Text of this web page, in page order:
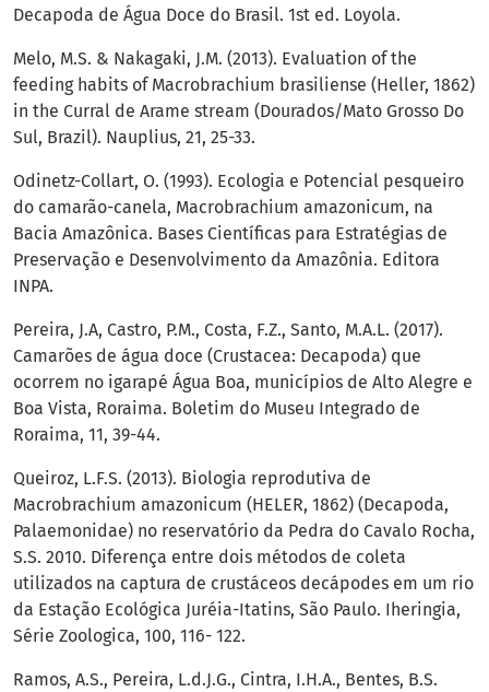
Decapoda de Água Doce do Brasil. 1st ed. Loyola.
Melo, M.S. & Nakagaki, J.M. (2013). Evaluation of the
feeding habits of Macrobrachium brasiliense (Heller, 1862)
in the Curral de Arame stream (Dourados/Mato Grosso Do
Sul, Brazil). Nauplius, 21, 25-33.
Odinetz-Collart, O. (1993). Ecologia e Potencial pesqueiro
do camarão-canela, Macrobrachium amazonicum, na
Bacia Amazônica. Bases Científicas para Estratégias de
Preservação e Desenvolvimento da Amazônia. Editora
INPA.
Pereira, J.A, Castro, P.M., Costa, F.Z., Santo, M.A.L. (2017).
Camarões de água doce (Crustacea: Decapoda) que
ocorrem no igarapé Água Boa, municípios de Alto Alegre e
Boa Vista, Roraima. Boletim do Museu Integrado de
Roraima, 11, 39-44.
Queiroz, L.F.S. (2013). Biologia reprodutiva de
Macrobrachium amazonicum (HELER, 1862) (Decapoda,
Palaemonidae) no reservatório da Pedra do Cavalo Rocha,
S.S. 2010. Diferença entre dois métodos de coleta
utilizados na captura de crustáceos decápodes em um rio
da Estação Ecológica Juréia-Itatins, São Paulo. Iheringia,
Série Zoologica, 100, 116- 122.
Ramos, A.S., Pereira, L.d.J.G., Cintra, I.H.A., Bentes, B.S.